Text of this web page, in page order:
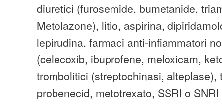
diuretici (furosemide, bumetanide,
Metolazone), litio, aspirina,
lepirudina, farmaci anti-infiammatori
(celecoxib, ibuprofene, meloxicam,
trombolitici (streptochinasi, alteplase),
probenecid, metotrexato, SSRI o